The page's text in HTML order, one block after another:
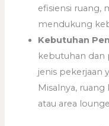
efisiensi ruang,
mendukung
Kebutuhan
kebutuhan dan
jenis pekerjaan
Misalnya,
atau area